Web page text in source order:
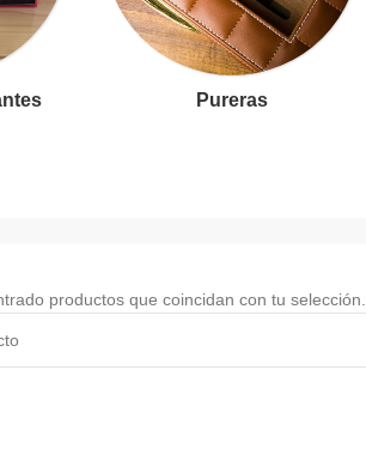
Pureras
productos que coincidan con tu selección.